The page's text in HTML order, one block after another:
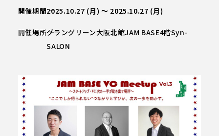
Syn-SALON
JAM-DESK
JAM-STUDIO
店舗・オフィス紹介
うめきた公園・南館
ACCESS アクセス
ME 会員の方へ
CONTA お問い合わせ
開催期間2025.10.27 (月) ～ 2025.10.27 (月)
開催場所グラングリーン大阪北館JAM BASE4階Syn-
SALON